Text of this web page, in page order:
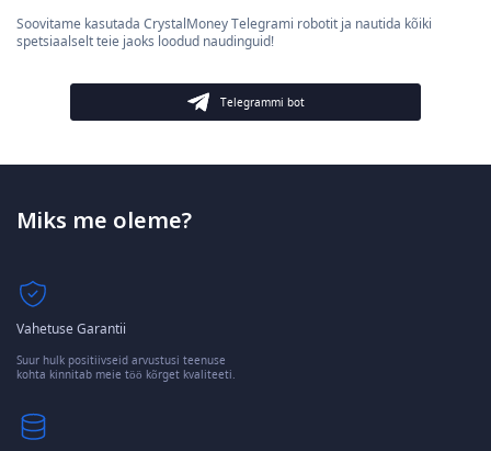
Soovitame kasutada CrystalMoney Telegrami robotit ja nautida kõiki
spetsiaalselt teie jaoks loodud naudinguid!
Telegrammi bot
Miks me oleme?
Vahetuse Garantii
Suur hulk positiivseid arvustusi teenuse
kohta kinnitab meie töö kõrget kvaliteeti.